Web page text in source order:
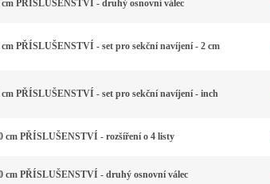
PŘÍSLUŠENSTVÍ - druhý osnovní válec
PŘÍSLUŠENSTVÍ - set pro sekční navíjení - 2 cm
PŘÍSLUŠENSTVÍ - set pro sekční navíjení - inch
cm PŘÍSLUŠENSTVÍ - rozšíření o 4 listy
cm PŘÍSLUŠENSTVÍ - druhý osnovní válec